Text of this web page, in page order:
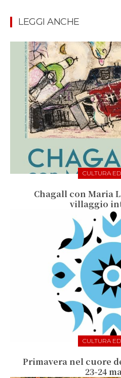
LEGGI ANCHE
CULTURA
Chagall con Maria
villaggio
CULTURA
Primavera nel cuore
23-24